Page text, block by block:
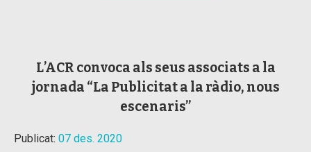
L’ACR convoca als seus associats a la
jornada “La Publicitat a la ràdio, nous
escenaris”
Publicat: 07 des. 2020